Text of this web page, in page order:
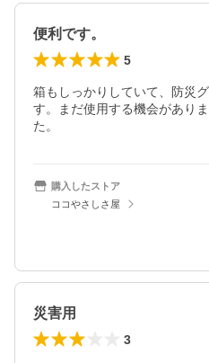
便利です。
5
箱もしっかりしていて、防災
す。まだ使用する機会があり
た。
購入したストア
ココやさしさ屋
災害用
3